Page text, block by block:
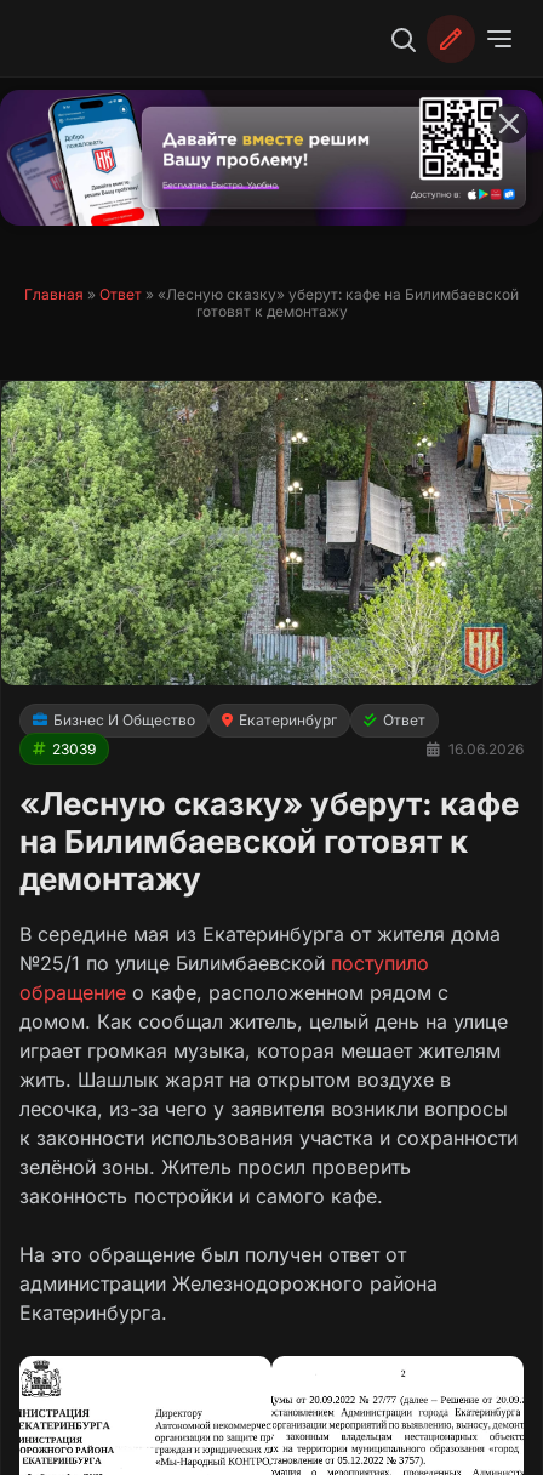
Главная » Ответ » «Лесную сказку» уберут: кафе на Билимбаевской
готовят к демонтажу
Бизнес И Общество Екатеринбург
Ответ
23039
16.06.2026
«Лесную сказку» уберут: кафе
на Билимбаевской готовят к
демонтажу
В середине мая из Екатеринбурга от жителя дома
№25/1 по улице Билимбаевской поступило
обращение о кафе, расположенном рядом с
домом. Как сообщал житель, целый день на улице
играет громкая музыка, которая мешает жителям
жить. Шашлык жарят на открытом воздухе в
лесочка, из-за чего у заявителя возникли вопросы
к законности использования участка и сохранности
зелёной зоны. Житель просил проверить
законность постройки и самого кафе.
На это обращение был получен ответ от
администрации Железнодорожного района
Екатеринбурга.